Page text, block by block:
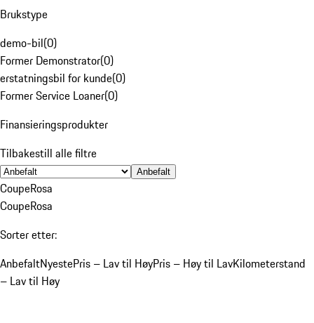
Brukstype
demo-bil(0)
Former Demonstrator(0)
erstatningsbil for kunde(0)
Former Service Loaner(0)
Finansieringsprodukter
Tilbakestill alle filtre
Anbefalt
CoupeRosa
CoupeRosa
Sorter etter:
AnbefaltNyestePris – Lav til HøyPris – Høy til LavKilometerstand
– Lav til Høy